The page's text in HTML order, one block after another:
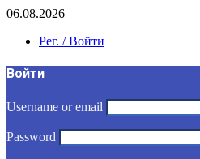
06.08.2026
Рег. / Войти
Войти
Username or email
Password